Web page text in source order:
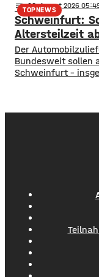
gesamten
Bürgerbeteiligung
und Wünsche
demnach die
TOPNEWS
notes 06. August 2026
Schweinfurt:
Altersteilzeit
Der
Bundesweit sollen
Schweinfurt –
Marktumfeld und